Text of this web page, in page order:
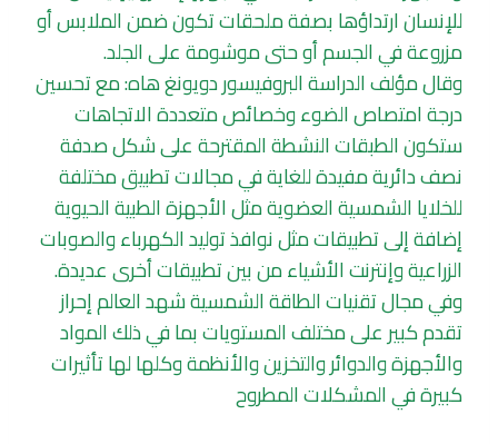
للإنسان ارتداؤها بصفة ملحقات تكون ضمن الملابس أو
مزروعة في الجسم أو حتى موشومة على الجلد.
وقال مؤلف الدراسة البروفيسور دويونغ هاه: مع تحسين
درجة امتصاص الضوء وخصائص متعددة الاتجاهات
ستكون الطبقات النشطة المقترحة على شكل صدفة
نصف دائرية مفيدة للغاية في مجالات تطبيق مختلفة
للخلايا الشمسية العضوية مثل الأجهزة الطبية الحيوية
إضافة إلى تطبيقات مثل نوافذ توليد الكهرباء والصوبات
الزراعية وإنترنت الأشياء من بين تطبيقات أخرى عديدة.
وفي مجال تقنيات الطاقة الشمسية شهد العالم إحراز
تقدم كبير على مختلف المستويات بما في ذلك المواد
والأجهزة والدوائر والتخزين والأنظمة وكلها لها تأثيرات
كبيرة في المشكلات المطروح